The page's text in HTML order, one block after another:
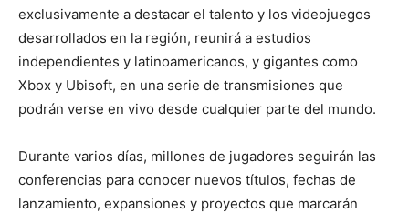
exclusivamente a destacar el talento y los videojuegos
desarrollados en la región, reunirá a estudios
independientes y latinoamericanos, y gigantes como
Xbox y Ubisoft, en una serie de transmisiones que
podrán verse en vivo desde cualquier parte del mundo.
Durante varios días, millones de jugadores seguirán las
conferencias para conocer nuevos títulos, fechas de
lanzamiento, expansiones y proyectos que marcarán